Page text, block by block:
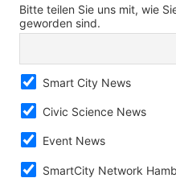
Bitte teilen Sie uns mit, wie
geworden sind.
Smart City News
Civic Science News
Event News
SmartCity Network